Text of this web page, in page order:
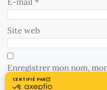
Site web
Enregistrer mon nom,
navigateur pour mon